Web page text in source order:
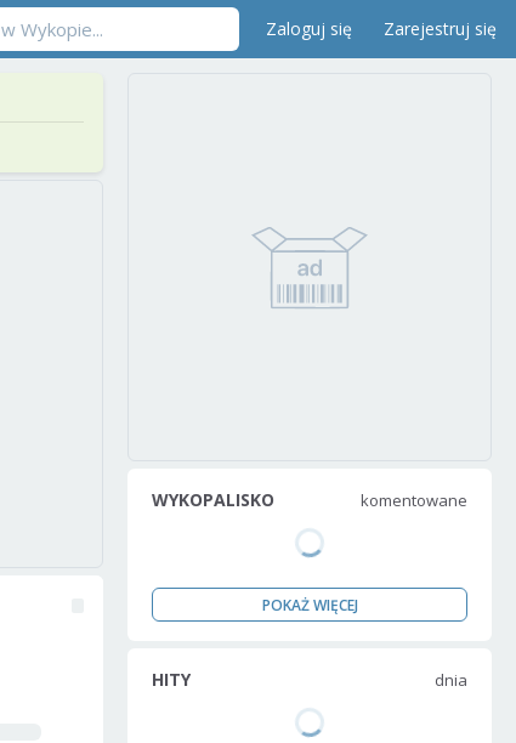
Zaloguj się Zarejestruj się
WYKOPALISKO komentowane
POKAŻ WIĘCEJ
HITY dnia